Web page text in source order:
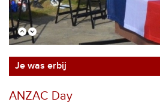
Je was erbij
ANZAC Day